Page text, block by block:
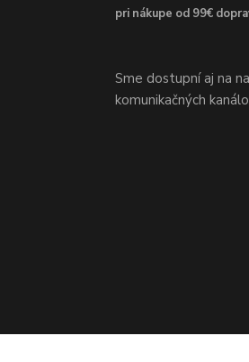
pri nákupe od 99€
Sme dostupní aj na
komunikačných